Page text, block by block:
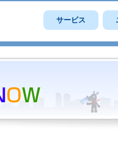
サービス